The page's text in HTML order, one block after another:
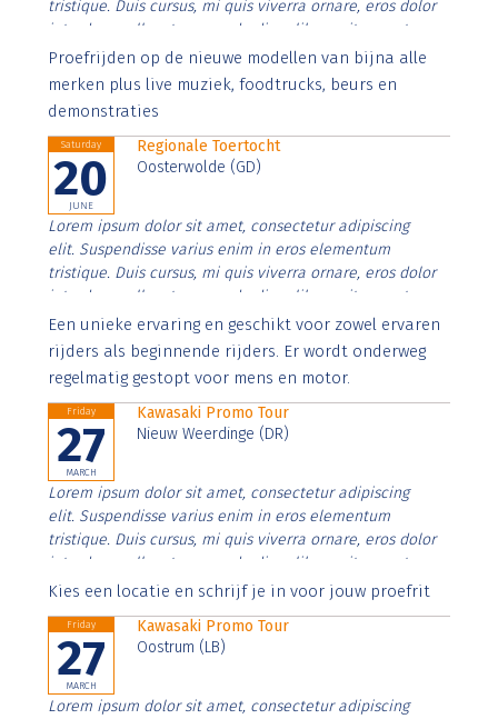
tristique. Duis cursus, mi quis viverra ornare, eros dolor
interdum nulla, ut commodo diam libero vitae erat.
Aenean faucibus nibh et justo cursus id rutrum lorem
imperdiet. Nunc ut sem vitae risus tristique posuere.
Proefrijden op de nieuwe modellen van bijna alle
merken plus live muziek, foodtrucks, beurs en
demonstraties
Saturday
20
JUNE
Regionale Toertocht
Oosterwolde (GD)
Lorem ipsum dolor sit amet, consectetur adipiscing
elit. Suspendisse varius enim in eros elementum
tristique. Duis cursus, mi quis viverra ornare, eros dolor
interdum nulla, ut commodo diam libero vitae erat.
Aenean faucibus nibh et justo cursus id rutrum lorem
imperdiet. Nunc ut sem vitae risus tristique posuere.
Een unieke ervaring en geschikt voor zowel ervaren
rijders als beginnende rijders. Er wordt onderweg
regelmatig gestopt voor mens en motor.
Friday
27
MARCH
Kawasaki Promo Tour
Nieuw Weerdinge (DR)
Lorem ipsum dolor sit amet, consectetur adipiscing
elit. Suspendisse varius enim in eros elementum
tristique. Duis cursus, mi quis viverra ornare, eros dolor
interdum nulla, ut commodo diam libero vitae erat.
Aenean faucibus nibh et justo cursus id rutrum lorem
Kies een locatie en schrijf je in voor jouw proefrit
Friday
27
MARCH
Kawasaki Promo Tour
Oostrum (LB)
Lorem ipsum dolor sit amet, consectetur adipiscing